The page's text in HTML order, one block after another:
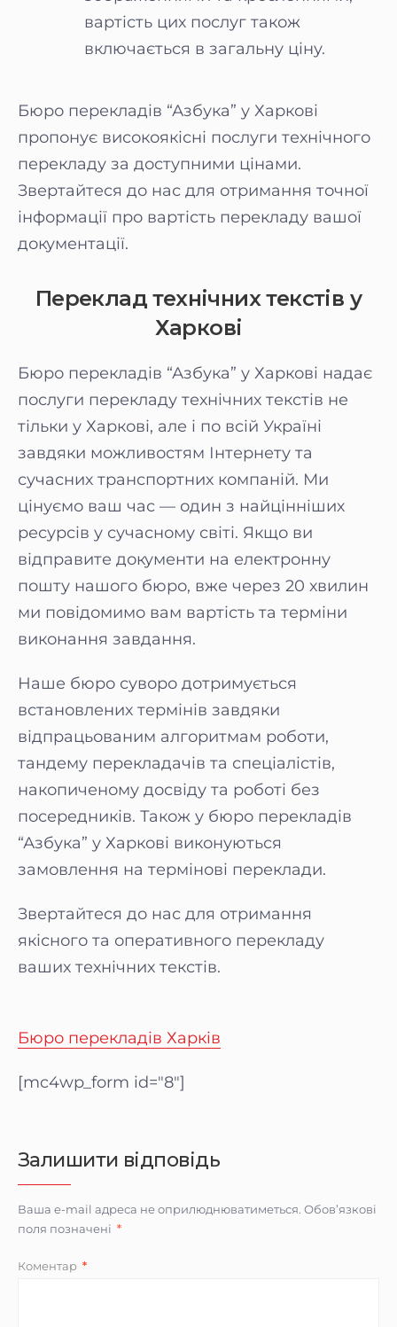
вартість цих послуг також
включається в загальну ціну.
Бюро перекладів “Азбука” у Харкові
пропонує високоякісні послуги технічного
перекладу за доступними цінами.
Звертайтеся до нас для отримання точної
інформації про вартість перекладу вашої
документації.
Переклад технічних текстів у
Харкові
Бюро перекладів “Азбука” у Харкові надає
послуги перекладу технічних текстів не
тільки у Харкові, але і по всій Україні
завдяки можливостям Інтернету та
сучасних транспортних компаній. Ми
цінуємо ваш час — один з найцінніших
ресурсів у сучасному світі. Якщо ви
відправите документи на електронну
пошту нашого бюро, вже через 20 хвилин
ми повідомимо вам вартість та терміни
виконання завдання.
Наше бюро суворо дотримується
встановлених термінів завдяки
відпрацьованим алгоритмам роботи,
тандему перекладачів та спеціалістів,
накопиченому досвіду та роботі без
посередників. Також у бюро перекладів
“Азбука” у Харкові виконуються
замовлення на термінові переклади.
Звертайтеся до нас для отримання
якісного та оперативного перекладу
ваших технічних текстів.
Бюро перекладів Харків
[mc4wp_form id="8"]
Залишити відповідь
Ваша e-mail адреса не оприлюднюватиметься. Обов’язкові
поля позначені *
Коментар *